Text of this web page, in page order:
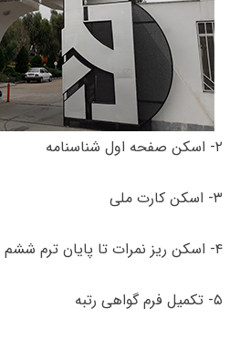
۲- اسکن صفحه اول شناسنامه
۳- اسکن کارت ملی
۴- اسکن ریز نمرات تا پایان ترم ششم
۵- تکمیل فرم گواهی رتبه